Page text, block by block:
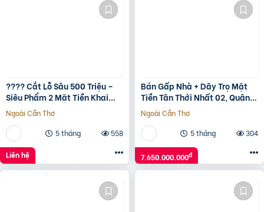
???? Cắt Lỗ Sâu 500 Triệu –
Siêu Phẩm 2 Mặt Tiền Khai
Thác Dòng Tiền Trên 20
Triệu/Tháng
Ngoài Cần Thơ
5 tháng
558
Liên hệ
Bán Gấp Nhà + Dãy Trọ Mặt
Tiền Tân Thới Nhất 02, Quận
12 – Giảm Sốc 7.65 Tỷ‼️
Ngoài Cần Thơ
5 tháng
304
7.650.000.000đ